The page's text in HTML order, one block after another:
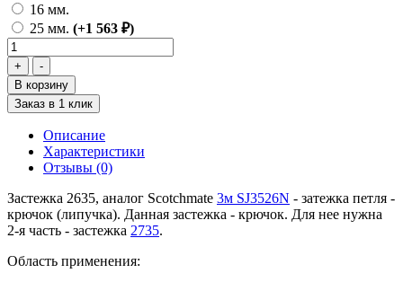
16 мм.
25 мм. (+1 563 ₽)
В корзину
Заказ в 1 клик
Описание
Характеристики
Отзывы (0)
Застежка 2635, аналог Scotchmate 3м SJ3526N - затежка петля -
крючок (липучка). Данная застежка - крючок. Для нее нужна
2-я часть - застежка 2735.
Область применения: